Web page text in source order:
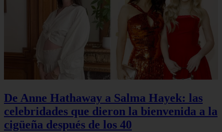
De Anne Hathaway a Salma Hayek: las
celebridades que dieron la bienvenida a la
cigüeña después de los 40